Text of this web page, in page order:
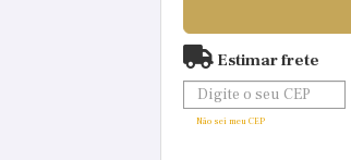
Estimar frete
Não sei meu CEP